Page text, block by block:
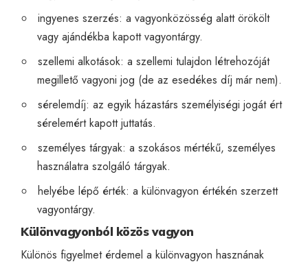
ingyenes szerzés: a vagyonközösség alatt örökölt
vagy ajándékba kapott vagyontárgy.
szellemi alkotások: a szellemi tulajdon létrehozóját
megillető vagyoni jog (de az esedékes díj már nem).
sérelemdíj: az egyik házastárs személyiségi jogát ért
sérelemért kapott juttatás.
személyes tárgyak: a szokásos mértékű, személyes
használatra szolgáló tárgyak.
helyébe lépő érték: a különvagyon értékén szerzett
vagyontárgy.
Különvagyonból közös vagyon
Különös figyelmet érdemel a különvagyon hasznának